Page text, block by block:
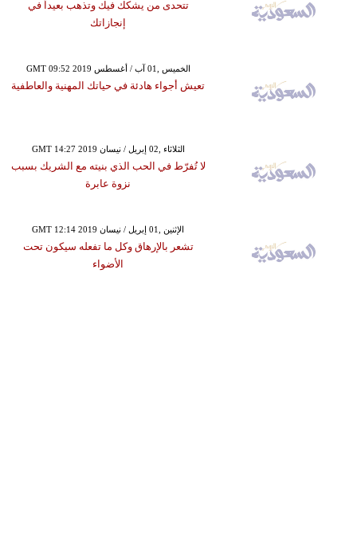
تتحدى من يشكك فيك وتذهب بعيداً في
إنجازاتك
GMT 09:52 2019 الخميس ,01 آب / أغسطس
تعيش أجواء هادئة في حياتك المهنية والعاطفية
GMT 14:27 2019 الثلاثاء ,02 إبريل / نيسان
لا تُفرّط في الحب الذي بنيته مع الشريك بسبب
نزوة عابرة
GMT 12:14 2019 الإثنين ,01 إبريل / نيسان
تشعر بالإرهاق وكل ما تفعله سيكون تحت
الأضواء